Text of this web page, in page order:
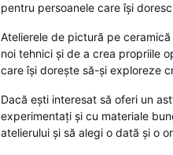
pentru persoanele care își
Atelierele de pictură pe
noi tehnici și de a crea propriile
care își dorește să-și exploreze
Dacă ești interesat să oferi un
experimentați și cu materiale
atelierului și să alegi o dată și o